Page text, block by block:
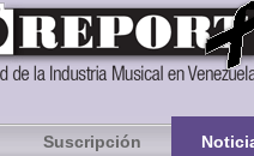
Suscripción